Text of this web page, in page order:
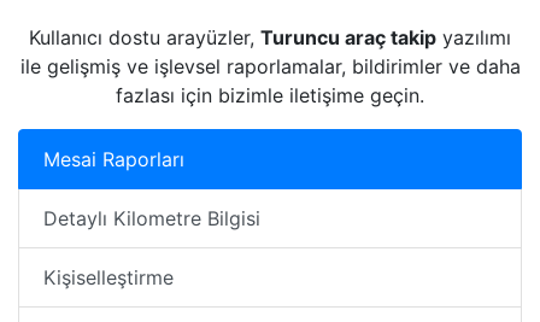
Kullanıcı dostu arayüzler, Turuncu araç takip yazılımı
ile gelişmiş ve işlevsel raporlamalar, bildirimler ve daha
fazlası için bizimle iletişime geçin.
Mesai Raporları
Detaylı Kilometre Bilgisi
Kişiselleştirme